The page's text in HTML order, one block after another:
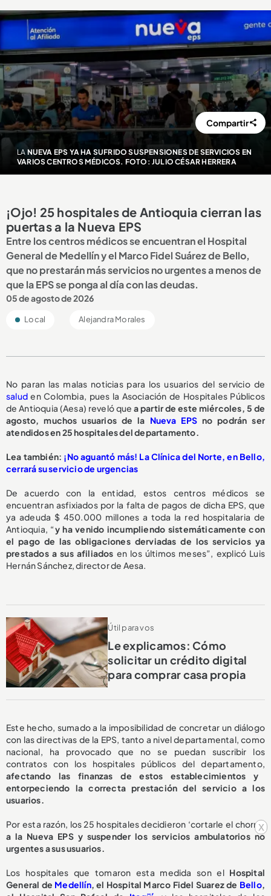
x
LA NUEVA EPS YA HA SUFRIDO SUSPENSIONES DE SERVICIOS EN
VARIOS CENTROS MÉDICOS. FOTO: JULIO CÉSAR HERRERA
Compartir
¡Ojo! 25 hospitales de Antioquia cierran las
puertas a la Nueva EPS
Entre los centros médicos se encuentran el Hospital
General de Medellín y el Marco Fidel Suárez de Bello,
que no prestarán más servicios no urgentes a menos de
que la EPS se ponga al día con las deudas.
05 de agosto de 2026
Local Alejandra Morales
No paran las malas noticias para los usuarios del servicio de
salud en Colombia, pues la Asociación de Hospitales Públicos
de Antioquia (Aesa) reveló quea partir de este miércoles, 5 de
agosto, muchos usuarios de la Nueva EPS no podrán ser
atendidos en 25 hospitales del departamento.
Lea también: ¡No aguantó más! La Clínica del Norte, en Bello,
cerrará su servicio de urgencias
De acuerdo con la entidad, estos centros médicos se
encuentran asfixiados por la falta de pagos de dicha EPS, que
ya adeuda $ 450.000 millones a toda la red hospitalaria de
Antioquia, “y ha venido incumpliendo sistemáticamente con
el pago de las obligaciones derviadas de los servicios ya
prestados a sus afiliados en los últimos meses”, explicó Luis
Hernán Sánchez, director de Aesa.
Útil para vos
Le explicamos: Cómo
solicitar un crédito digital
para comprar casa propia
Este hecho, sumado a la imposibilidad de concretar un diálogo
con las directivas de la EPS, tanto a nivel departamental, como
nacional, ha provocado que no se puedan suscribir los
contratos con los hospitales públicos del departamento,
afectando las finanzas de estos establecimientos y
entorpeciendo la correcta prestación del servicio a los
usuarios.
Por esta razón, los 25 hospitales decidieron ‘cortarle el chorro’
a la Nueva EPS y suspender los servicios ambulatorios no
urgentes a sus usuarios.
Los hospitales que tomaron esta medida son el Hospital
General de Medellín, el Hospital Marco Fidel Suarez de Bello,